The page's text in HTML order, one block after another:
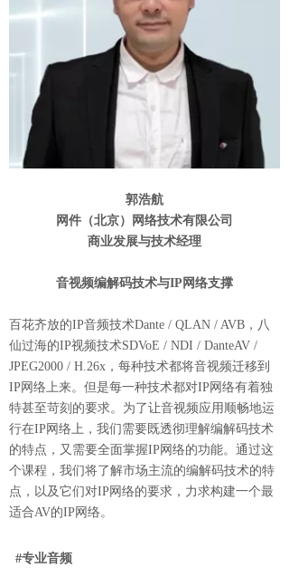
郭浩航
网件（北京）网络技术有限公司
商业发展与技术经理
音视频编解码技术与IP网络支撑
百花齐放的IP音频技术Dante / QLAN / AVB，八
仙过海的IP视频技术SDVoE / NDI / DanteAV /
JPEG2000 / H.26x，每种技术都将音视频迁移到
IP网络上来。但是每一种技术都对IP网络有着独
特甚至苛刻的要求。为了让音视频应用顺畅地运
行在IP网络上，我们需要既透彻理解编解码技术
的特点，又需要全面掌握IP网络的功能。通过这
个课程，我们将了解市场主流的编解码技术的特
点，以及它们对IP网络的要求，力求构建一个最
适合AV的IP网络。
#专业音频